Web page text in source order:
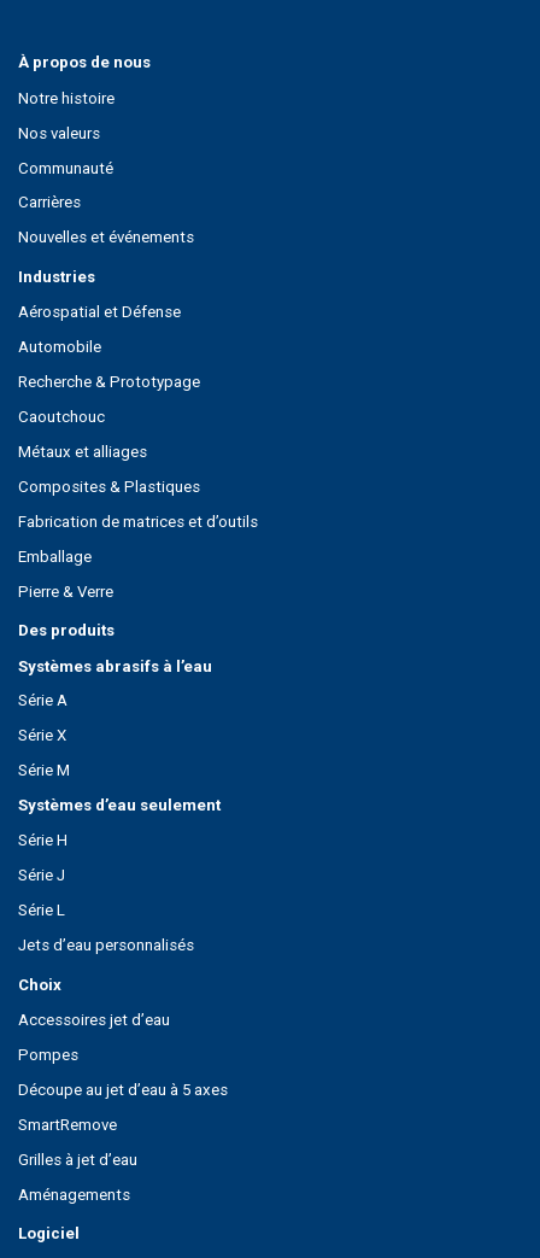
À propos de nous
Notre histoire
Nos valeurs
Communauté
Carrières
Nouvelles et événements
Industries
Aérospatial et Défense
Automobile
Recherche & Prototypage
Caoutchouc
Métaux et alliages
Composites & Plastiques
Fabrication de matrices et d’outils
Emballage
Pierre & Verre
Des produits
Systèmes abrasifs à l’eau
Série A
Série X
Série M
Systèmes d’eau seulement
Série H
Série J
Série L
Jets d’eau personnalisés
Choix
Accessoires jet d’eau
Pompes
Découpe au jet d’eau à 5 axes
SmartRemove
Grilles à jet d’eau
Aménagements
Logiciel